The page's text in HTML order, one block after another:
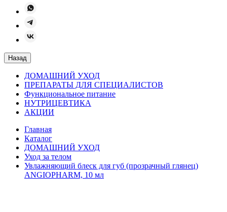
Назад
ДОМАШНИЙ УХОД
ПРЕПАРАТЫ ДЛЯ СПЕЦИАЛИСТОВ
Функциональное питание
НУТРИЦЕВТИКА
АКЦИИ
Главная
Каталог
ДОМАШНИЙ УХОД
Уход за телом
Увлажняющий блеск для губ (прозрачный глянец)
ANGIOPHARM, 10 мл